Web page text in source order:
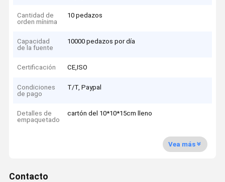
Cantidad de
orden mínima
10 pedazos
Capacidad
de la fuente
10000 pedazos por día
Certificación CE,ISO
Condiciones
de pago
T/T, Paypal
Detalles de
empaquetado
cartón del 10*10*15cm lleno
Vea más
Contacto